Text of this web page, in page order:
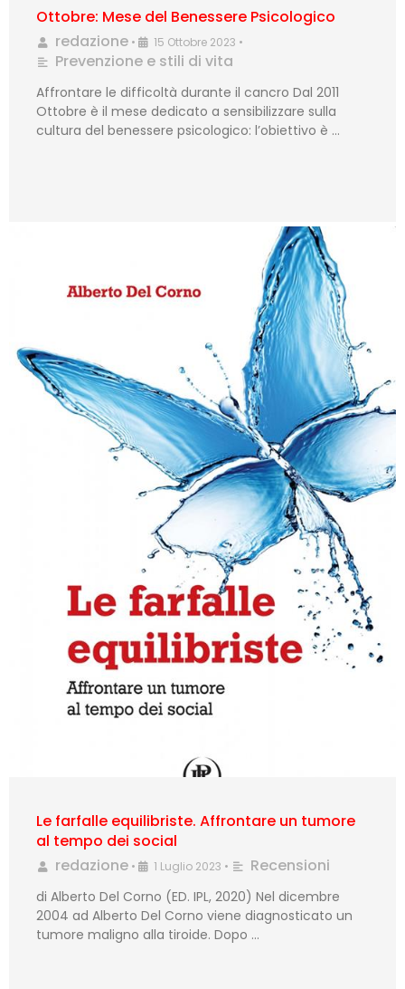
Ottobre: Mese del Benessere Psicologico
redazione • 15 Ottobre 2023 •
Prevenzione e stili di vita
Affrontare le difficoltà durante il cancro Dal 2011
Ottobre è il mese dedicato a sensibilizzare sulla
cultura del benessere psicologico: l’obiettivo è …
Le farfalle equilibriste. Affrontare un tumore
al tempo dei social
redazione • 1 Luglio 2023 • Recensioni
di Alberto Del Corno (ED. IPL, 2020) Nel dicembre
2004 ad Alberto Del Corno viene diagnosticato un
tumore maligno alla tiroide. Dopo …